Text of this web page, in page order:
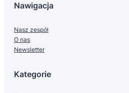
Nawigacja
Nasz zespół
O nas
Newsletter
Kategorie